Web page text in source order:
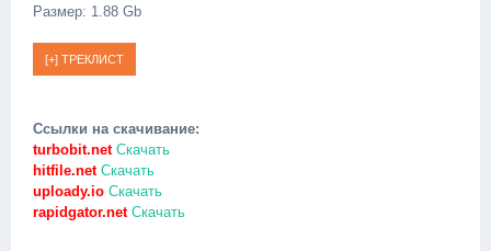
Размер: 1.88 Gb
Ссылки на скачивание:
turbobit.netСкачать
hitfile.netСкачать
uploady.io Скачать
rapidgator.netСкачать